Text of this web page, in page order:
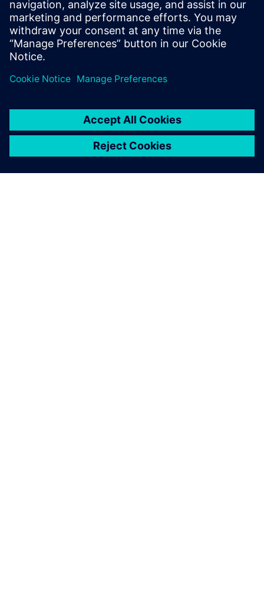
Informações e Recursos Adicionais
Lista de verificação da documentação do Giraffe 30C